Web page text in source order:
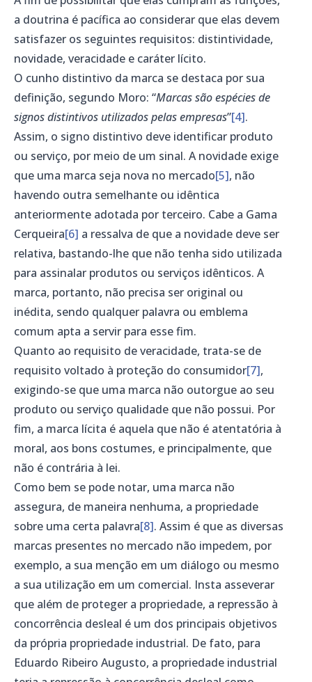
a doutrina é pacífica ao considerar que elas devem
satisfazer os seguintes requisitos: distintividade,
novidade, veracidade e caráter lícito.
O cunho distintivo da marca se destaca por sua
definição, segundo Moro: “Marcas são espécies de
signos distintivos utilizados pelas empresas”[4].
Assim, o signo distintivo deve identificar produto
ou serviço, por meio de um sinal. A novidade exige
que uma marca seja nova no mercado[5], não
havendo outra semelhante ou idêntica
anteriormente adotada por terceiro. Cabe a Gama
Cerqueira[6] a ressalva de que a novidade deve ser
relativa, bastando-lhe que não tenha sido utilizada
para assinalar produtos ou serviços idênticos. A
marca, portanto, não precisa ser original ou
inédita, sendo qualquer palavra ou emblema
comum apta a servir para esse fim.
Quanto ao requisito de veracidade, trata-se de
requisito voltado à proteção do consumidor[7],
exigindo-se que uma marca não outorgue ao seu
produto ou serviço qualidade que não possui. Por
fim, a marca lícita é aquela que não é atentatória à
moral, aos bons costumes, e principalmente, que
não é contrária à lei.
Como bem se pode notar, uma marca não
assegura, de maneira nenhuma, a propriedade
sobre uma certa palavra[8]. Assim é que as diversas
marcas presentes no mercado não impedem, por
exemplo, a sua menção em um diálogo ou mesmo
a sua utilização em um comercial. Insta asseverar
que além de proteger a propriedade, a repressão à
concorrência desleal é um dos principais objetivos
da própria propriedade industrial. De fato, para
Eduardo Ribeiro Augusto, a propriedade industrial